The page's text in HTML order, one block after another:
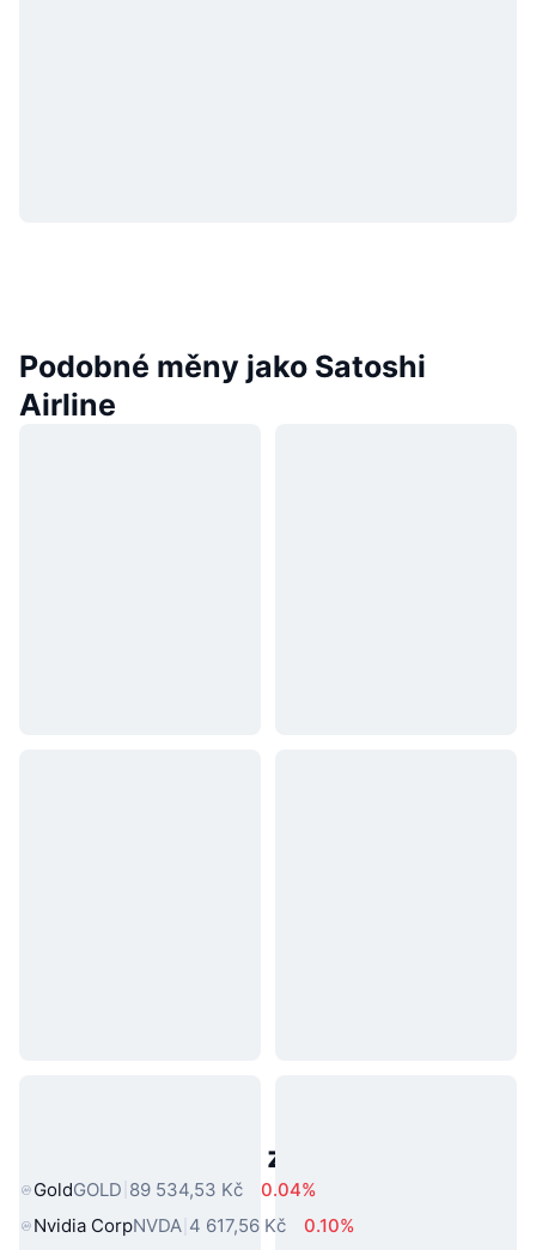
Podobné měny jako Satoshi
Airline
Populární aktiva z reálného světa
GoldGOLD 89 534,53 Kč
0.04%
Nvidia CorpNVDA 4 617,56 Kč
0.10%